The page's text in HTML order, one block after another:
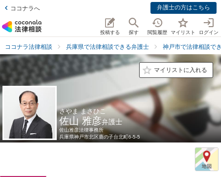
ココナラへ 弁護士の方はこちら
投稿する 探す 閲覧履歴 マイリスト ログイン
ココナラ法律相談 兵庫県で法律相談できる弁護士 神戸市で法律相談で
マイリストに入れる
さやま まさひこ
佐山 雅彦弁護士
佐山雅彦法律事務所
兵庫県神戸市北区鹿の子台北町6-5-5